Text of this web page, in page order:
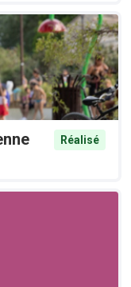
Réalisé